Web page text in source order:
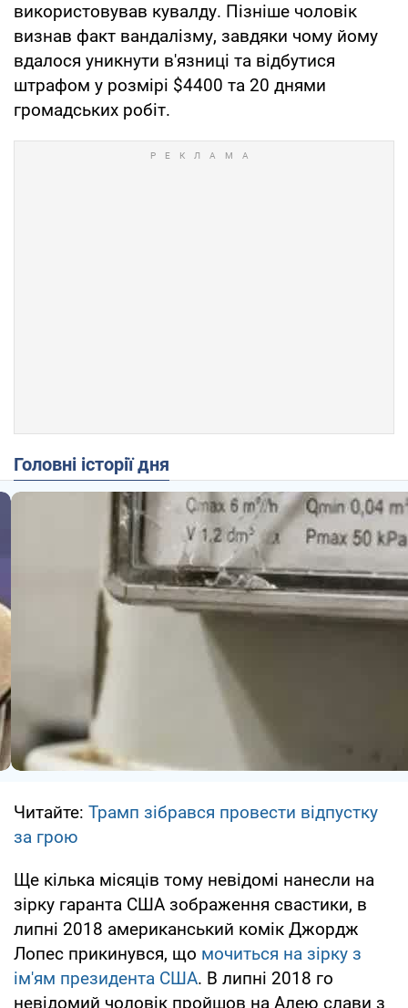
використовував кувалду. Пізніше чоловік
визнав факт вандалізму, завдяки чому йому
вдалося уникнути в'язниці та відбутися
штрафом у розмірі $4400 та 20 днями
громадських робіт.
Головні історії дня
Читайте: Трамп зібрався провести відпустку
за грою
Ще кілька місяців тому невідомі нанесли на
зірку гаранта США зображення свастики, в
липні 2018 американський комік Джордж
Лопес прикинувся, що мочиться на зірку з
ім'ям президента США. В липні 2018 го
невідомий чоловік пройшов на Алею слави з